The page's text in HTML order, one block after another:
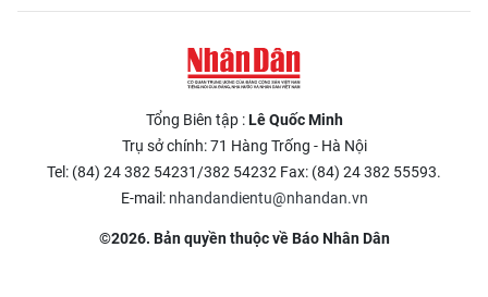
Tổng Biên tập :Lê Quốc Minh
Trụ sở chính: 71 Hàng Trống - Hà Nội
Tel: (84) 24 382 54231/382 54232 Fax: (84) 24 382 55593.
E-mail: nhandandientu@nhandan.vn
©2026. Bản quyền thuộc về Báo Nhân Dân